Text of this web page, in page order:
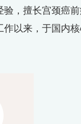
，擅长宫颈癌
以来，于国内